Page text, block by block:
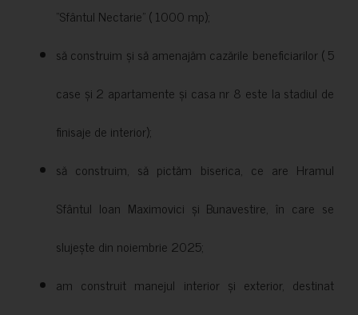
”Sfântul Nectarie” ( 1000 mp);
să construim și să amenajăm cazările beneficiarilor ( 5
case și 2 apartamente și casa nr 8 este la stadiul de
finisaje de interior);
să construim, să pictăm biserica, ce are Hramul
Sfântul Ioan Maximovici și Bunavestire, în care se
slujește din noiembrie 2025;
am construit manejul interior și exterior, destinat